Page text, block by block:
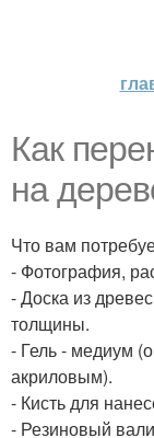
Как
на
Что вам
- Фотография,
- Доска из
толщины.
- Гель - медиум
акриловым).
- Кисть для
- Резиновый